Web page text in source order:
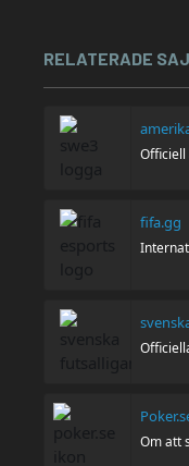
RELATERADE
Officiell
fifa.gg
Om att